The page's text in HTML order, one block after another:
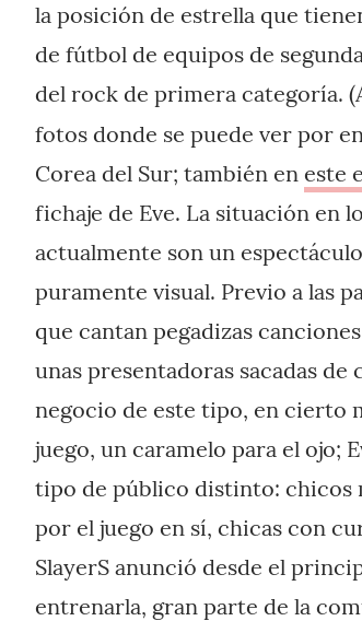
la posición de estrella que
de fútbol de equipos de
del rock de primera categoría.
fotos donde se puede ver por
Corea del Sur; también en este
fichaje de Eve. La situación en
actualmente son un
puramente visual. Previo a las
que cantan pegadizas
unas presentadoras sacadas
negocio de este tipo, en cierto
juego, un caramelo para el ojo;
tipo de público distinto: chicos
por el juego en sí, chicas con
SlayerS anunció desde el
entrenarla, gran parte de la